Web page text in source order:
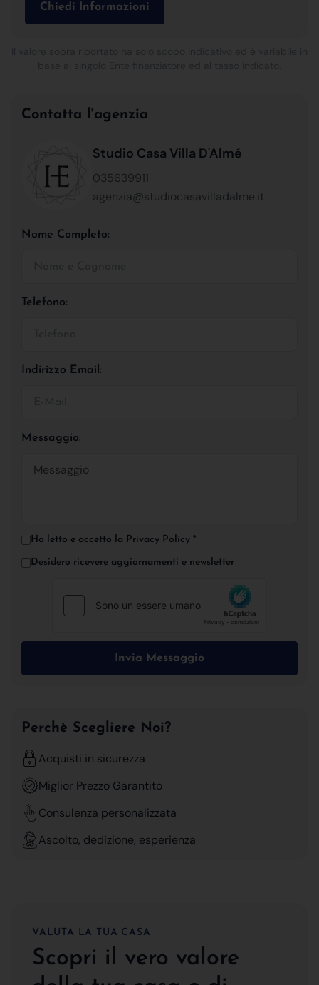
Chiedi Informazioni
Contatta l'agenzia
Studio Casa Villa D'Almé
035639911
agenzia@studiocasavilladalme.it
Nome Completo:
Telefono:
Indirizzo Email:
Messaggio:
Ho letto e accetto la Privacy Policy *
Desidero ricevere aggiornamenti e newsletter
Invia Messaggio
Perchè Scegliere Noi?
Acquisti in sicurezza
Miglior Prezzo Garantito
Consulenza personalizzata
Ascolto, dedizione, esperienza
VALUTA LA TUA CASA
Scopri il vero valore